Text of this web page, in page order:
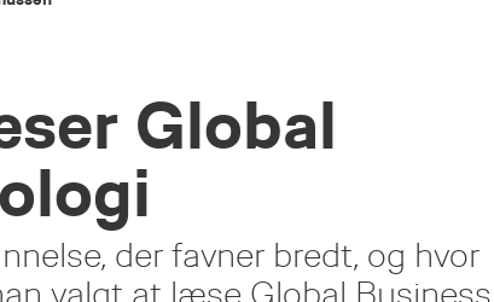
Global
der favner bredt, og hvor
valgt at læse Global Business